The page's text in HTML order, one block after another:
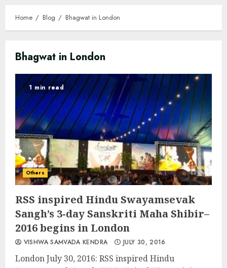
Home Blog Bhagwat in London
Bhagwat in London
1 min read
Others
RSS inspired Hindu Swayamsevak
Sangh’s 3-day Sanskriti Maha Shibir–
2016 begins in London
VISHWA SAMVADA KENDRA JULY 30, 2016
London July 30, 2016: RSS inspired Hindu